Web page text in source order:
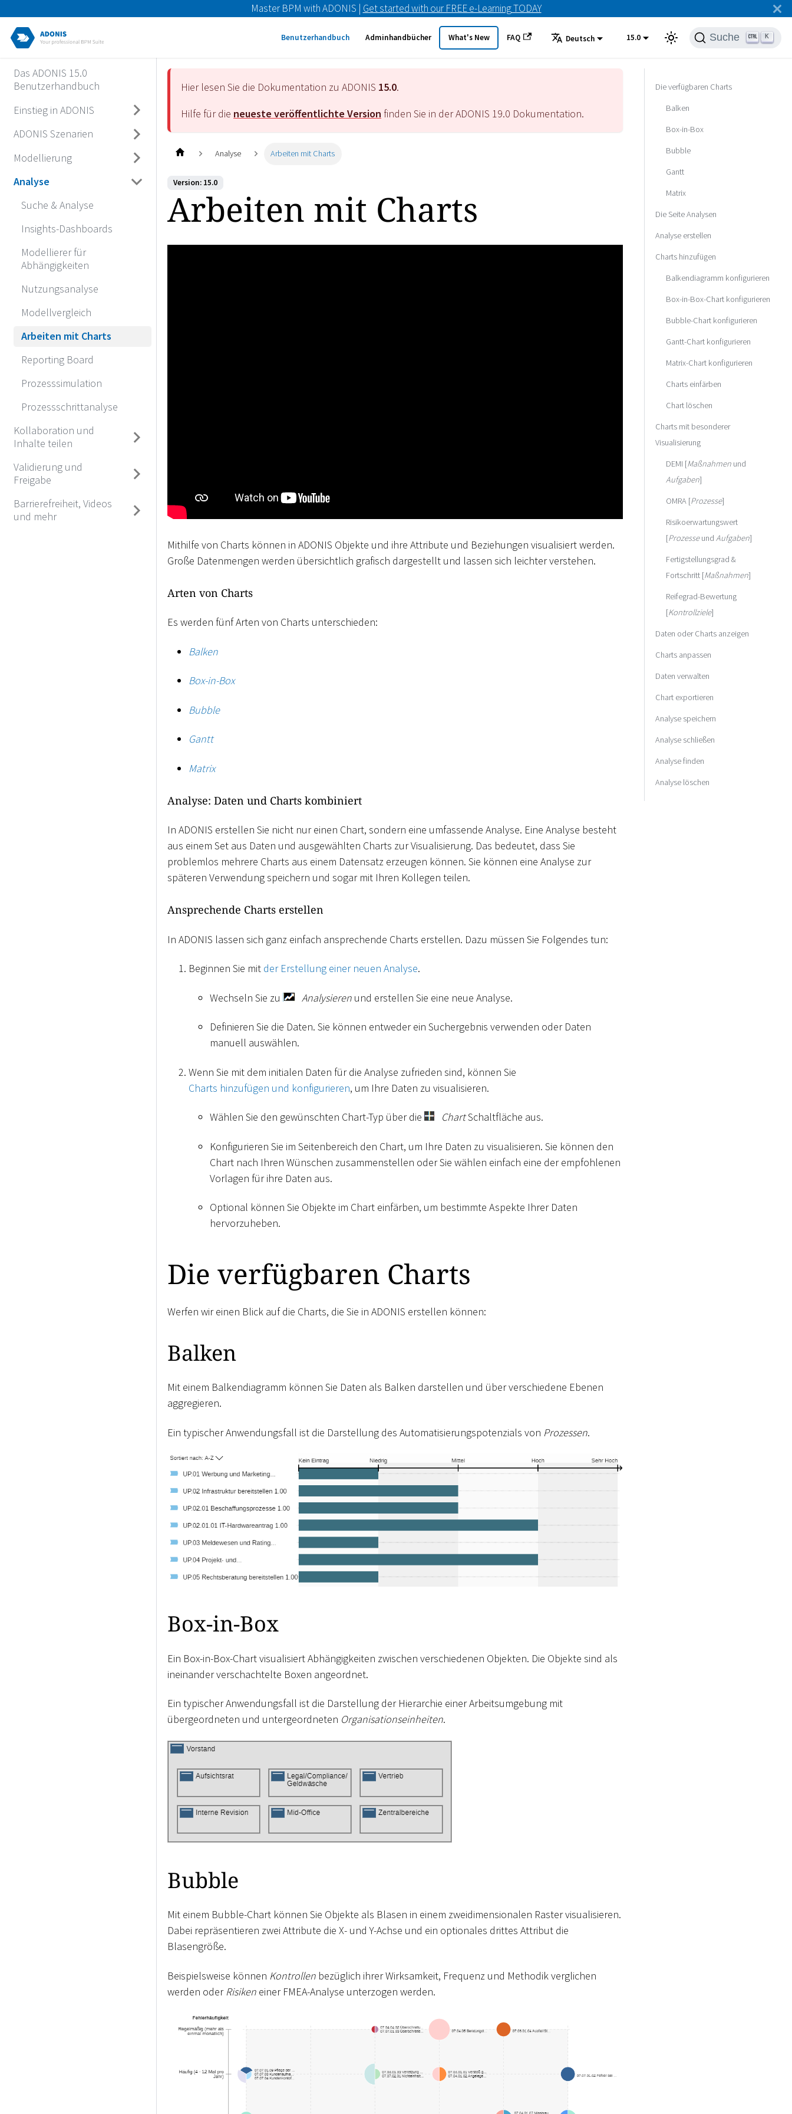
Master BPM with ADONIS | Get started with our FREE e-Learning TODAY
Benutzerhandbuch Adminhandbücher What's New FAQ Deutsch 15.0 Suche K
Das ADONIS 15.0
Benutzerhandbuch
Einstieg in ADONIS
ADONIS Szenarien
Modellierung
Analyse
Suche & Analyse
Insights-Dashboards
Modellierer für
Abhängigkeiten
Nutzungsanalyse
Modellvergleich
Arbeiten mit Charts
Reporting Board
Prozesssimulation
Prozessschrittanalyse
Kollaboration und
Inhalte teilen
Validierung und
Freigabe
Barrierefreiheit, Videos
und mehr
Hier lesen Sie die Dokumentation zu ADONIS 15.0.
Hilfe für die neueste veröffentlichte Version finden Sie in der ADONIS 19.0 Dokumentation.
Analyse Arbeiten mit Charts
Version: 15.0
Arbeiten mit Charts
Mithilfe von Charts können in ADONIS Objekte und ihre Attribute und Beziehungen visualisiert werden.
Große Datenmengen werden übersichtlich grafisch dargestellt und lassen sich leichter verstehen.
Arten von Charts
Es werden fünf Arten von Charts unterschieden:
Balken
Box-in-Box
Bubble
Gantt
Matrix
Analyse: Daten und Charts kombiniert
In ADONIS erstellen Sie nicht nur einen Chart, sondern eine umfassende Analyse. Eine Analyse besteht
aus einem Set aus Daten und ausgewählten Charts zur Visualisierung. Das bedeutet, dass Sie
problemlos mehrere Charts aus einem Datensatz erzeugen können. Sie können eine Analyse zur
späteren Verwendung speichern und sogar mit Ihren Kollegen teilen.
Ansprechende Charts erstellen
In ADONIS lassen sich ganz einfach ansprechende Charts erstellen. Dazu müssen Sie Folgendes tun:
Beginnen Sie mit der Erstellung einer neuen Analyse.
Wechseln Sie zu Analysieren und erstellen Sie eine neue Analyse.
Definieren Sie die Daten. Sie können entweder ein Suchergebnis verwenden oder Daten
manuell auswählen.
Wenn Sie mit dem initialen Daten für die Analyse zufrieden sind, können Sie
Charts hinzufügen und konfigurieren, um Ihre Daten zu visualisieren.
Wählen Sie den gewünschten Chart-Typ über die ChartSchaltfläche aus.
Konfigurieren Sie im Seitenbereich den Chart, um Ihre Daten zu visualisieren. Sie können den
Chart nach Ihren Wünschen zusammenstellen oder Sie wählen einfach eine der empfohlenen
Vorlagen für ihre Daten aus.
Optional können Sie Objekte im Chart einfärben, um bestimmte Aspekte Ihrer Daten
hervorzuheben.
Die verfügbaren Charts
Werfen wir einen Blick auf die Charts, die Sie in ADONIS erstellen können:
Balken
Mit einem Balkendiagramm können Sie Daten als Balken darstellen und über verschiedene Ebenen
aggregieren.
Ein typischer Anwendungsfall ist die Darstellung des Automatisierungspotenzials von Prozessen.
Box-in-Box
Ein Box-in-Box-Chart visualisiert Abhängigkeiten zwischen verschiedenen Objekten. Die Objekte sind als
ineinander verschachtelte Boxen angeordnet.
Ein typischer Anwendungsfall ist die Darstellung der Hierarchie einer Arbeitsumgebung mit
übergeordneten und untergeordneten Organisationseinheiten.
Bubble
Mit einem Bubble-Chart können Sie Objekte als Blasen in einem zweidimensionalen Raster visualisieren.
Dabei repräsentieren zwei Attribute die X- und Y-Achse und ein optionales drittes Attribut die
Blasengröße.
Beispielsweise können Kontrollen bezüglich ihrer Wirksamkeit, Frequenz und Methodik verglichen
werden oderRisiken einer FMEA-Analyse unterzogen werden.
Die verfügbaren Charts
Balken
Box-in-Box
Bubble
Gantt
Matrix
Die Seite Analysen
Analyse erstellen
Charts hinzufügen
Balkendiagramm konfigurieren
Box-in-Box-Chart konfigurieren
Bubble-Chart konfigurieren
Gantt-Chart konfigurieren
Matrix-Chart konfigurieren
Charts einfärben
Chart löschen
Charts mit besonderer
Visualisierung
DEMI [Maßnahmenund
Aufgaben]
OMRA [Prozesse]
Risikoerwartungswert
[Prozesseund Aufgaben]
Fertigstellungsgrad &
Fortschritt [Maßnahmen]
Reifegrad-Bewertung
[Kontrollziele]
Daten oder Charts anzeigen
Charts anpassen
Daten verwalten
Chart exportieren
Analyse speichern
Analyse schließen
Analyse finden
Analyse löschen